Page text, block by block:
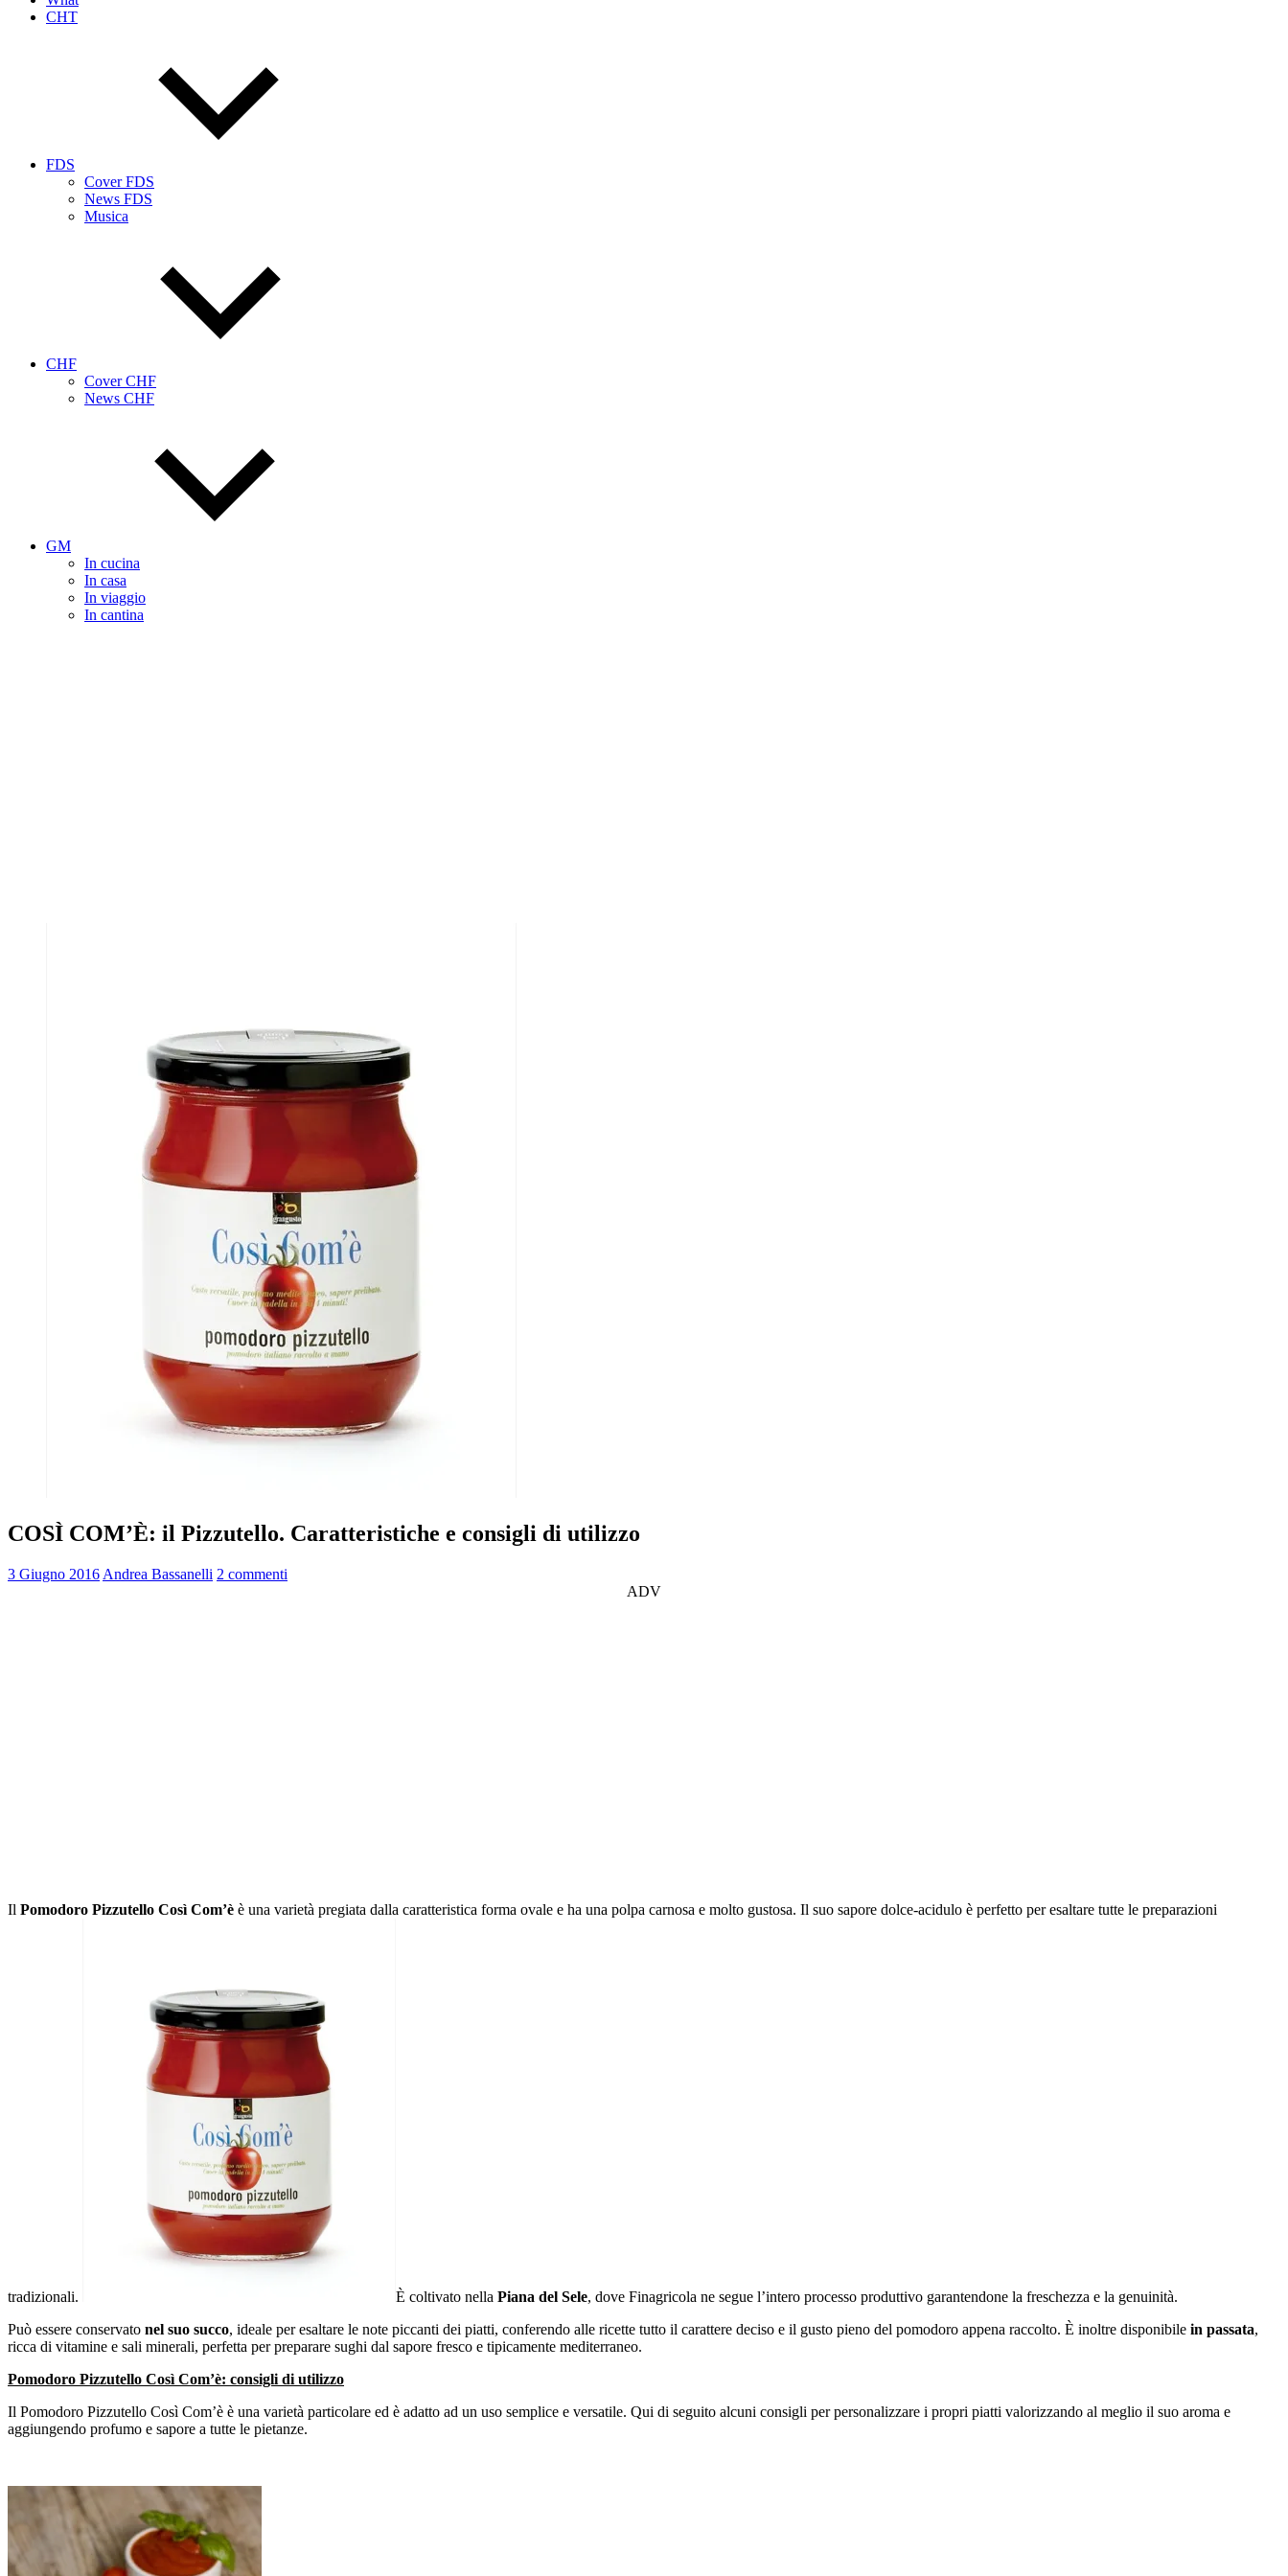
CHT
FDS
Cover FDS
News FDS
Musica
CHF
Cover CHF
News CHF
GM
In cucina
In casa
In viaggio
In cantina
COSÌ COM’È: il Pizzutello. Caratteristiche e consigli di utilizzo
3 Giugno 2016 Andrea Bassanelli 2 commenti
ADV
Il Pomodoro Pizzutello Così Com’è è una varietà pregiata dalla caratteristica forma ovale e ha una polpa carnosa e molto gustosa. Il suo sapore dolce-acidulo è perfetto per esaltare tutte le preparazioni
tradizionali. È coltivato nella Piana del Sele, dove Finagricola ne segue l’intero processo produttivo garantendone la freschezza e la genuinità.
Può essere conservato nel suo succo, ideale per esaltare le note piccanti dei piatti, conferendo alle ricette tutto il carattere deciso e il gusto pieno del pomodoro appena raccolto. È inoltre disponibile in passata,
ricca di vitamine e sali minerali, perfetta per preparare sughi dal sapore fresco e tipicamente mediterraneo.
Pomodoro Pizzutello Così Com’è: consigli di utilizzo
Il Pomodoro Pizzutello Così Com’è è una varietà particolare ed è adatto ad un uso semplice e versatile. Qui di seguito alcuni consigli per personalizzare i propri piatti valorizzando al meglio il suo aroma e
aggiungendo profumo e sapore a tutte le pietanze.